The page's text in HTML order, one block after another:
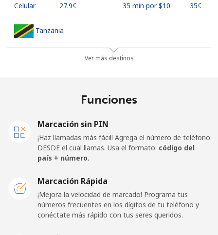
Celular ⁦27.9¢⁩ 35 min por ⁦$10⁩ ⁦35¢⁩
Tanzania
27 min por ⁦$10⁩
Línea fija
⁦3.9¢⁩
Togo
Línea fija ⁦42.5¢⁩ 23 min por ⁦$10⁩ -
Ver más destinos
Funciones
Marcación sin PIN
¡Haz llamadas más fácil! Agrega el número de teléfono
DESDE el cual llamas. Usa el formato: código del
país + número.
Marcación Rápida
¡Mejora la velocidad de marcado! Programa tus
números frecuentes en los dígitos de tu teléfono y
conéctate más rápido con tus seres queridos.